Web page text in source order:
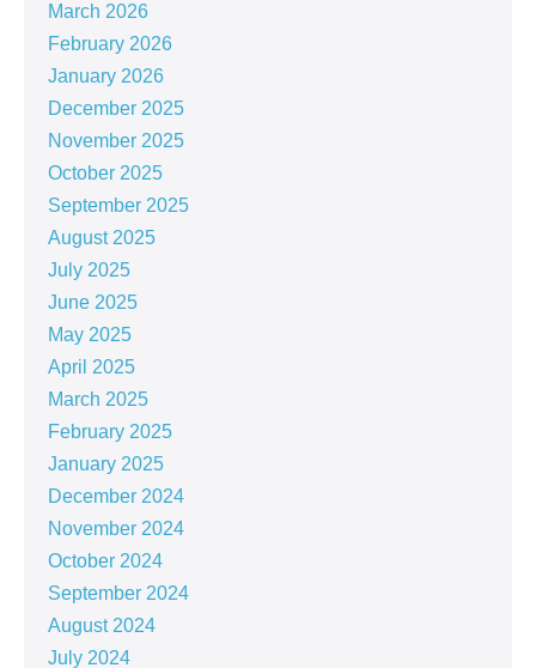
March 2026
February 2026
January 2026
December 2025
November 2025
October 2025
September 2025
August 2025
July 2025
June 2025
May 2025
April 2025
March 2025
February 2025
January 2025
December 2024
November 2024
October 2024
September 2024
August 2024
July 2024